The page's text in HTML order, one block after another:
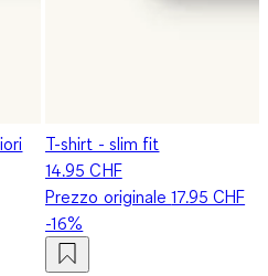
T-shirt - slim fit
14.95 CHF
Prezzo originale17.95 CHF
-16%